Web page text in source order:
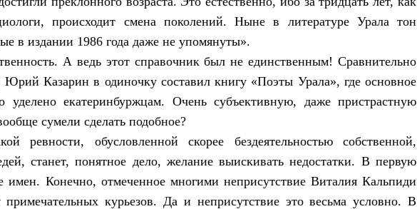
происходит смена поколений. Ныне в литературе Урала тон
в издании 1986 года даже не упомянуты».
А ведь этот справочник был не единственным! Сравнительно
Юрий Казарин в одиночку составил книгу «Поэты Урала», где основное
екатеринбуржцам. Очень субъективную, даже пристрастную
сумели сделать подобное?
ревности, обусловленной скорее бездеятельностью собственной,
станет, понятное дело, желание выискивать недостатки. В первую
Конечно, отмеченное многими неприсутствие Виталия Кальпиди
примечательных курьезов. Да и неприсутствие это весьма условно. В